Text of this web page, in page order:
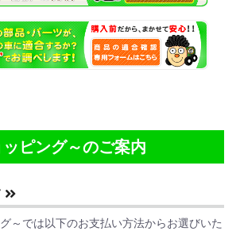
ピング～のご案内
～では以下のお支払い方法からお選びいた